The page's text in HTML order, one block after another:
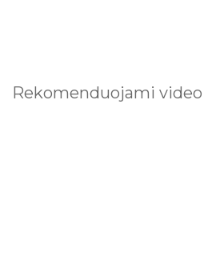
Rekomenduojami video